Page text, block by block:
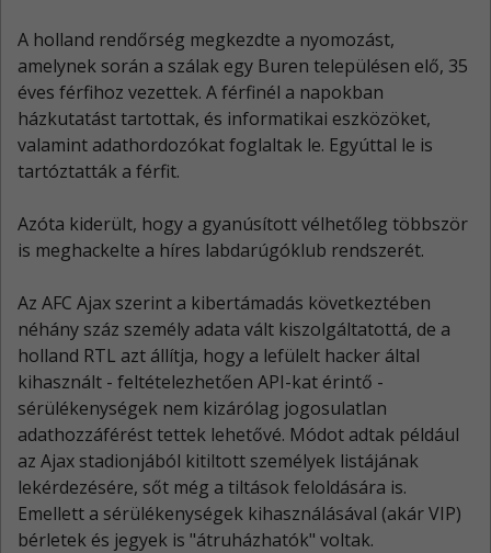
A holland rendőrség megkezdte a nyomozást,
amelynek során a szálak egy Buren településen elő, 35
éves férfihoz vezettek. A férfinél a napokban
házkutatást tartottak, és informatikai eszközöket,
valamint adathordozókat foglaltak le. Egyúttal le is
tartóztatták a férfit.
Azóta kiderült, hogy a gyanúsított vélhetőleg többször
is meghackelte a híres labdarúgóklub rendszerét.
Az AFC Ajax szerint a kibertámadás következtében
néhány száz személy adata vált kiszolgáltatottá, de a
holland RTL azt állítja, hogy a lefülelt hacker által
kihasznált - feltételezhetően API-kat érintő -
sérülékenységek nem kizárólag jogosulatlan
adathozzáférést tettek lehetővé. Módot adtak például
az Ajax stadionjából kitiltott személyek listájának
lekérdezésére, sőt még a tiltások feloldására is.
Emellett a sérülékenységek kihasználásával (akár VIP)
bérletek és jegyek is "átruházhatók" voltak.